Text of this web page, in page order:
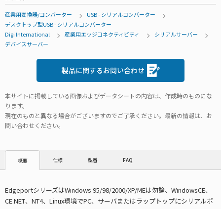
産業用変換器/コンバーター
USB - シリアルコンバーター
デスクトップ型USB - シリアルコンバーター
Digi International
産業用エッジコネクティビティ
シリアルサーバー
デバイスサーバー
製品に関するお問い合わせ
本サイトに掲載している画像およびデータシートの内容は、作成時のものにな
ります。
現在のものと異なる場合がございますのでご了承ください。最新の情報は、お
問い合わせください。
概要 仕様 型番 FAQ
EdgeportシリーズはWindows 95/98/2000/XP/MEは勿論、WindowsCE、
CE.NET、NT4、Linux環境でPC、サーバまたはラップトップにシリアルポ